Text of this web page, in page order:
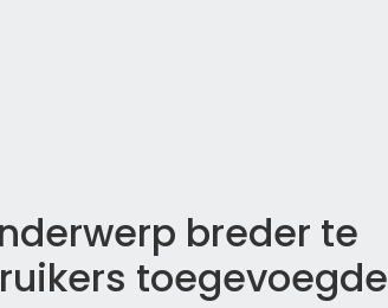
breder te
toegevoegde